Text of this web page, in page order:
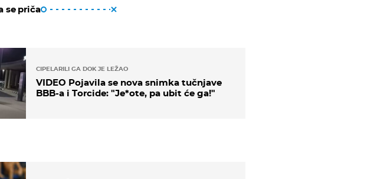
se priča
CIPELARILI GA DOK JE LEŽAO
VIDEO Pojavila se nova snimka tučnjave
BBB-a i Torcide: "Je*ote, pa ubit će ga!"